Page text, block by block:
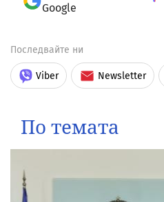
Google
Последвайте ни
Viber Newsletter
По темата